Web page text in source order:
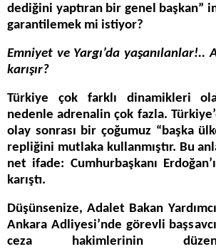
dediğini yaptıran bir genel başkan”
garantilemek mi istiyor?
Emniyet ve Yargı’da yaşanılanlar!..
karışır?
Türkiye çok farklı dinamikleri
nedenle adrenalin çok fazla.
olay sonrası bir çoğumuz “başka
repliğini mutlaka kullanmıştır. Bu
net ifade: Cumhurbaşkanı
karıştı.
Düşünsenize, Adalet Bakan
Ankara Adliyesi’nde görevli
ceza hakimlerinin